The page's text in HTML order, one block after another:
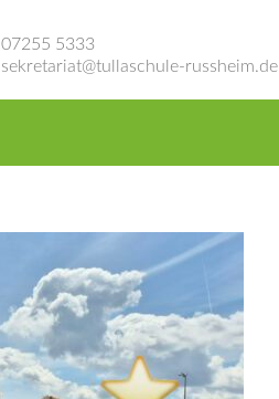
07255 5333
sekretariat@tullaschule-russheim.de